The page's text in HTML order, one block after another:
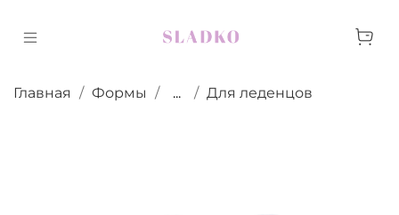
Главная Формы ... Для леденцов